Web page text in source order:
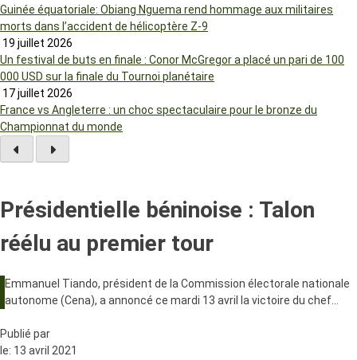
Guinée équatoriale: Obiang Nguema rend hommage aux militaires
morts dans l’accident de hélicoptère Z-9
19 juillet 2026
Un festival de buts en finale : Conor McGregor a placé un pari de 100
000 USD sur la finale du Tournoi planétaire
17 juillet 2026
France vs Angleterre : un choc spectaculaire pour le bronze du
Championnat du monde
Présidentielle béninoise : Talon
réélu au premier tour
Emmanuel Tiando, président de la Commission électorale nationale
autonome (Cena), a annoncé ce mardi 13 avril la victoire du chef…
Publié par
le: 13 avril 2021